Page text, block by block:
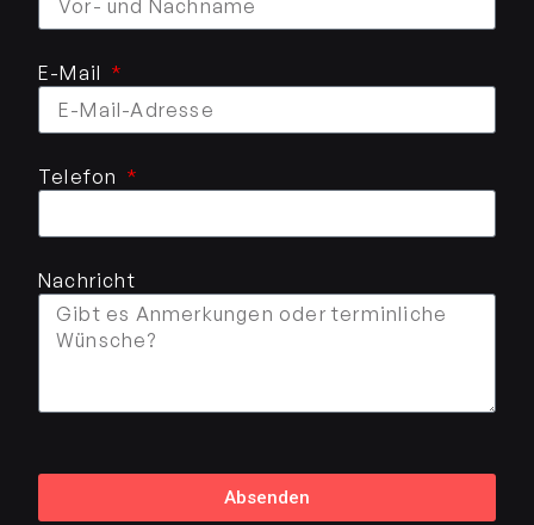
E-Mail
Telefon
Nachricht
Absenden